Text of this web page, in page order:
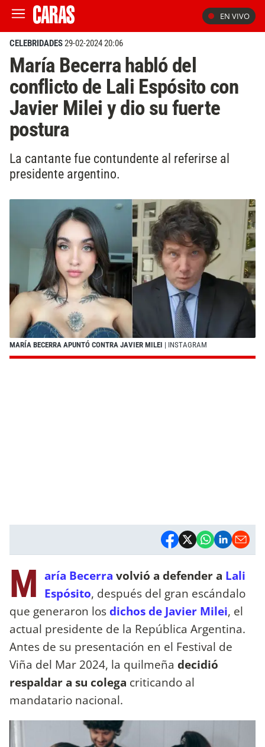
EN VIVO
CELEBRIDADES29-02-2024 20:06
María Becerra habló del
conflicto de Lali Espósito con
Javier Milei y dio su fuerte
postura
La cantante fue contundente al referirse al
presidente argentino.
MARÍA BECERRA APUNTÓ CONTRA JAVIER MILEI | INSTAGRAM
M aría Becerra volvió a defender a Lali
Espósito, después del gran escándalo
que generaron losdichos de Javier Milei, el
actual presidente de la República Argentina.
Antes de su presentación en el Festival de
Viña del Mar 2024, la quilmeña decidió
respaldar a su colega criticando al
mandatario nacional.